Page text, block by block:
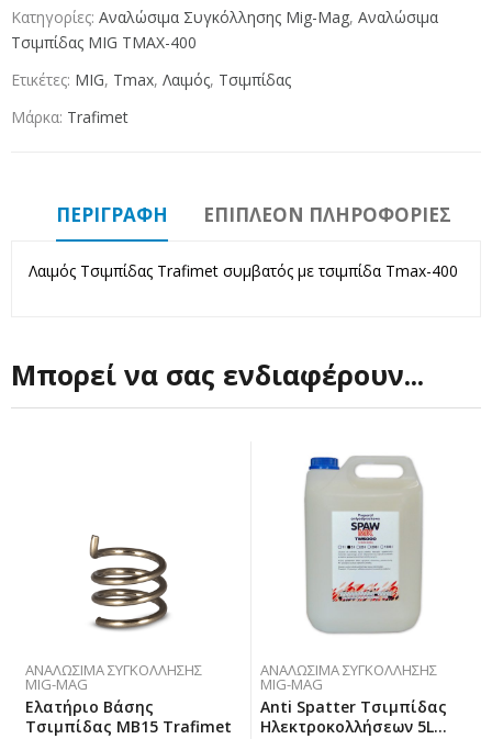
Κατηγορίες: Αναλώσιμα Συγκόλλησης Mig-Mag, Αναλώσιμα
Τσιμπίδας MIG TMAX-400
Ετικέτες: MIG, Tmax, Λαιμός, Τσιμπίδας
Μάρκα: Trafimet
ΠΕΡΙΓΡΑΦΉ ΕΠΙΠΛΈΟΝ ΠΛΗΡΟΦΟΡΊΕΣ
Λαιμός Τσιμπίδας Trafimet συμβατός με τσιμπίδα Tmax-400
Μπορεί να σας ενδιαφέρουν...
ΑΝΑΛΏΣΙΜΑ ΣΥΓΚΌΛΛΗΣΗΣ
MIG-MAG
Ελατήριο Βάσης
Τσιμπίδας MB15 Trafimet
ΑΝΑΛΏΣΙΜΑ ΣΥΓΚΌΛΛΗΣΗΣ
MIG-MAG
Anti Spatter Τσιμπίδας
Ηλεκτροκολλήσεων 5L